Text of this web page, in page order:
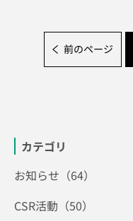
前のページ
カテゴリ
お知らせ（64）
CSR活動（50）